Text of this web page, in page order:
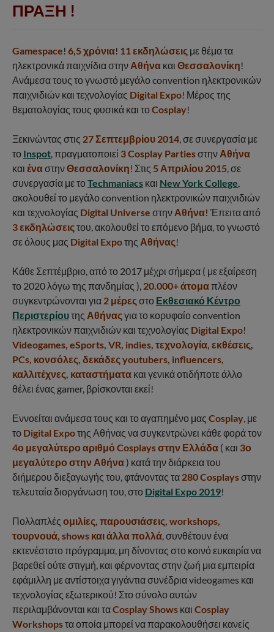
ΠΡΑΞΗ !
Gamespace! 6,5 χρόνια! 11 εκδηλώσεις με θέμα τα
ηλεκτρονικά παιχνίδια στην Αθήνα και Θεσσαλονίκη!
Ανάμεσα τους το γνωστό μεγάλο convention ηλεκτρονικών
παιχνιδιών και τεχνολογίας Digital Expo! Μέρος της
θεματολογίας τους φυσικά και το Cosplay!
Ξεκινώντας στις 27 Σεπτεμβρίου 2014, σε συνεργασία με
το Inspot, πραγματοποιεί 3 Cosplay Partiesστην Αθήνα
και έναστηνΘεσσαλονίκη! Στις 5 Απριλίου 2015, σε
συνεργασία με το Techmaniacs και New York College,
ακολουθεί το μεγάλο convention ηλεκτρονικών παιχνιδιών
και τεχνολογίας Digital Universe στην Αθήνα! Έπειτα από
3 εκδηλώσεις του, ακολουθεί το επόμενο βήμα, το γνωστό
σε όλους μας Digital Expoτης Αθήνας!
Κάθε Σεπτέμβριο, από το 2017 μέχρι σήμερα ( με εξαίρεση
το 2020 λόγω της πανδημίας ), 20.000+ άτομαπλέον
συγκεντρώνονται για 2 μέρες στο Εκθεσιακό Κέντρο
Περιστερίουτης Αθήνας για το κορυφαίο convention
ηλεκτρονικών παιχνιδιών και τεχνολογίας Digital Expo!
Videogames, eSports, VR, indies, τεχνολογία, εκθέσεις,
PCs, κονσόλες, δεκάδες youtubers, influencers,
καλλιτέχνες, καταστήματα και γενικά οτιδήποτε άλλο
θέλει ένας gamer, βρίσκονται εκεί!
Εννοείται ανάμεσα τους και το αγαπημένο μας Cosplay, με
το Digital Expoτης Αθήνας να συγκεντρώνει κάθε φορά τον
4ο μεγαλύτερο αριθμό Cosplays στην Ελλάδα ( και 3ο
μεγαλύτερο στην Αθήνα) κατά την διάρκεια του
διήμερου διεξαγωγής του, φτάνοντας τα 280 Cosplaysστην
τελευταία διοργάνωση του, στο Digital Expo 2019!
Πολλαπλές ομιλίες, παρουσιάσεις, workshops,
τουρνουά, shows και άλλα πολλά, συνθέτουν ένα
εκτενέστατο πρόγραμμα, μη δίνοντας στο κοινό ευκαιρία να
βαρεθεί ούτε στιγμή, και φέρνοντας στην ζωή μια εμπειρία
εφάμιλλη με αντίστοιχα γιγάντια συνέδρια videogames και
τεχνολογίας εξωτερικού! Στο σύνολο αυτών
περιλαμβάνονται και ταCosplay Shows και Cosplay
Workshopsτα οποία μπορεί να παρακολουθήσει κανείς